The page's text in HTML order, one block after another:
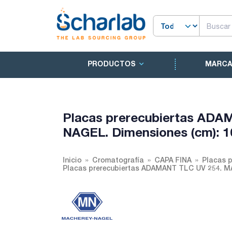
PRODUCTOS
Placas prerecubiertas
NAGEL. Dimensiones (cm):
Inicio Cromatografía CAPA FINA
Placas
Placas prerecubiertas ADAMANT TLC UV 254.